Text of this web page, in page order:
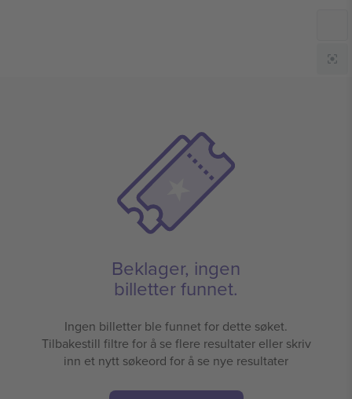
Beklager, ingen
billetter funnet.
Ingen billetter ble funnet for dette søket.
Tilbakestill filtre for å se flere resultater eller skriv
inn et nytt søkeord for å se nye resultater